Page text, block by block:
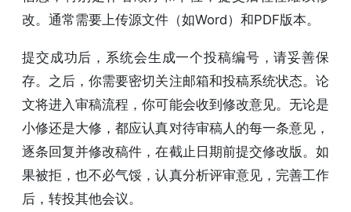
改。通常需要上传源文件（如Word）和PDF版本。
提交成功后，系统会生成一个投稿编号，请妥善保
存。之后，你需要密切关注邮箱和投稿系统状态。论
文将进入审稿流程，你可能会收到修改意见。无论是
小修还是大修，都应认真对待审稿人的每一条意见，
逐条回复并修改稿件，在截止日期前提交修改版。如
果被拒，也不必气馁，认真分析评审意见，完善工作
后，转投其他会议。